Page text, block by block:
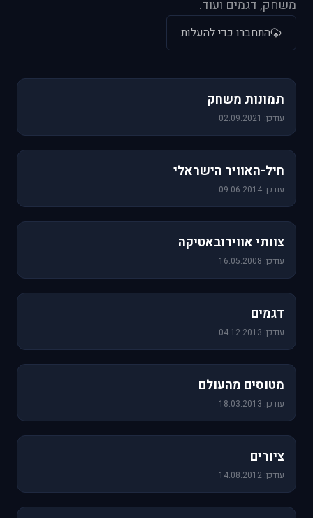
משחק, דגמים ועוד.
התחברו כדי להעלות
תמונות משחק
עודכן: 02.09.2021
חיל-האוויר הישראלי
עודכן: 09.06.2014
צוותי אווירובאטיקה
עודכן: 16.05.2008
דגמים
עודכן: 04.12.2013
מטוסים מהעולם
עודכן: 18.03.2013
ציורים
עודכן: 14.08.2012